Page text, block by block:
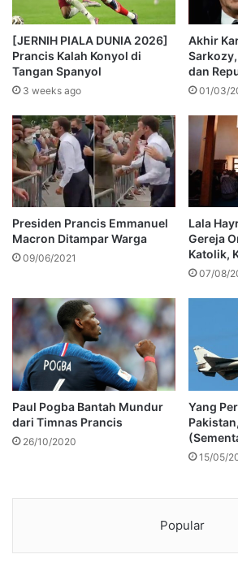
[JERNIH PIALA DUNIA 2026]
Prancis Kalah Konyol di
Tangan Spanyol
3 weeks ago
Akhir
dan
01/03/
Presiden Prancis Emmanuel
Macron Ditampar Warga
09/06/2021
Lala
Gereja
Katolik,
07/08/
Paul Pogba Bantah Mundur
dari Timnas Prancis
26/10/2020
Yang
15/05/
Popular